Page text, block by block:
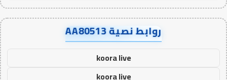
روابط نصية AA80513
koora live
koora live